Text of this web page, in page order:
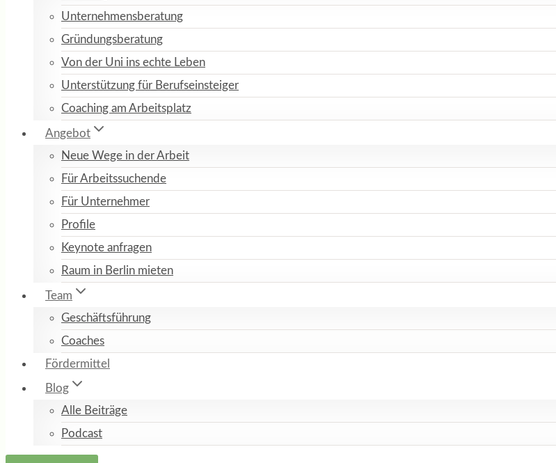
Unternehmensberatung
Gründungsberatung
Von der Uni ins echte Leben
Unterstützung für Berufseinsteiger
Coaching am Arbeitsplatz
Angebot
Neue Wege in der Arbeit
Für Arbeitssuchende
Für Unternehmer
Profile
Keynote anfragen
Raum in Berlin mieten
Team
Geschäftsführung
Coaches
Fördermittel
Blog
Alle Beiträge
Podcast